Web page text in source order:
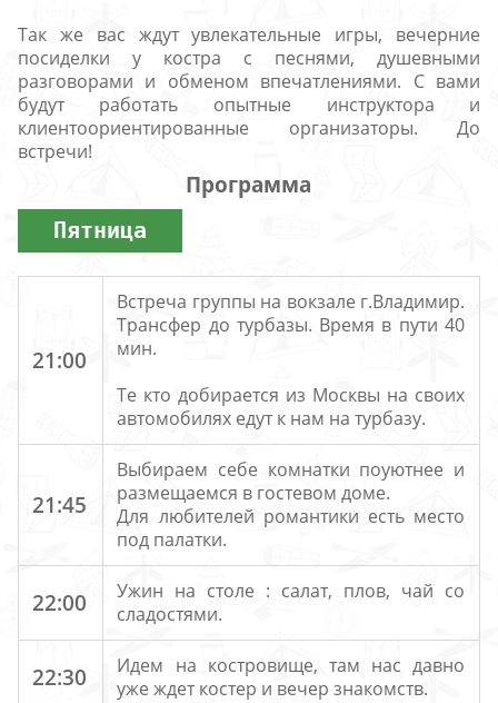
Так же вас ждут увлекательные игры, вечерние
посиделки у костра с песнями, душевными
разговорами и обменом впечатлениями. С вами
будут работать опытные инструктора и
клиентоориентированные организаторы. До
встречи!
Программа
Пятница
21:00
Встреча группы на вокзале г.Владимир.
Трансфер до турбазы. Время в пути 40
мин.
Те кто добирается из Москвы на своих
автомобилях едут к нам на турбазу.
21:45
Выбираем себе комнатки поуютнее и
размещаемся в гостевом доме.
Для любителей романтики есть место
под палатки.
22:00
Ужин на столе : салат, плов, чай со
сладостями.
22:30
Идем на костровище, там нас давно
уже ждет костер и вечер знакомств.